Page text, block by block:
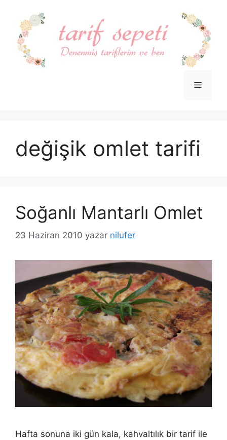
Menü
değişik omlet tarifi
Soğanlı Mantarlı Omlet
23 Haziran 2010 yazar nilufer
Hafta sonuna iki gün kala, kahvaltılık bir tarif ile